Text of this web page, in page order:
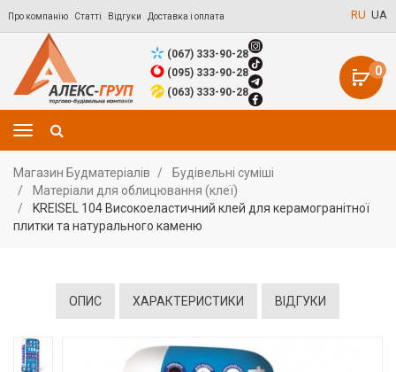
Про компанію Статті Відгуки Доставка і оплата RU UA
0
(067) 333-90-28
(095) 333-90-28
(063) 333-90-28
Магазин Будматеріалів
Будівельні суміші
Матеріали для облицювання (клеї)
KREISEL 104 Високоеластичний клей для керамогранітної
плитки та натурального каменю
ОПИС ХАРАКТЕРИСТИКИ ВІДГУКИ